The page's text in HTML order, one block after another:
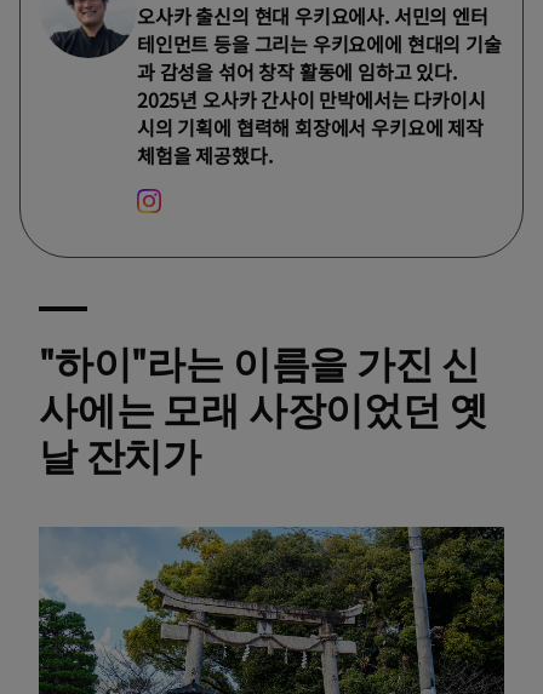
오사카 출신의 현대 우키요에사. 서민의 엔터
테인먼트 등을 그리는 우키요에에 현대의 기술
과 감성을 섞어 창작 활동에 임하고 있다.
2025년 오사카 간사이 만박에서는 다카이시
시의 기획에 협력해 회장에서 우키요에 제작
체험을 제공했다.
"하이"라는 이름을 가진 신
사에는 모래 사장이었던 옛
날 잔치가